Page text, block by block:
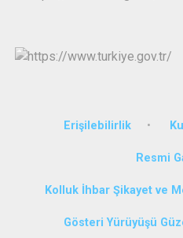
Erişilebilirlik
Resmi
Kolluk İhbar Şikayet ve
Gösteri Yürüyüşü